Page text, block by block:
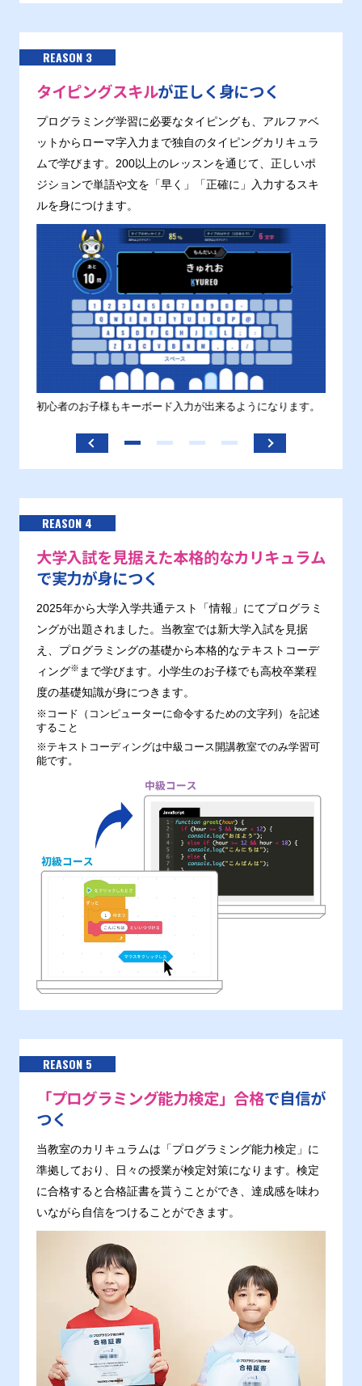
REASON 3
タイピングスキルが正しく身につく
プログラミング学習に必要なタイピングも、アルファベ
ットからローマ字入力まで独自のタイピングカリキュラ
ムで学びます。200以上のレッスンを通じて、正しいポ
ジションで単語や文を「早く」「正確に」入力するスキ
ルを身につけます。
初心者のお子様もキーボード入力が出来るようになります。
REASON 4
大学入試を見据えた本格的なカリキュラム
で実力が身につく
2025年から大学入学共通テスト「情報」にてプログラミ
ングが出題されました。当教室では新大学入試を見据
え、プログラミングの基礎から本格的なテキストコーデ
ィング※ まで学びます。小学生のお子様でも高校卒業程
度の基礎知識が身につきます。
※コード（コンピューターに命令するための文字列）を記述
すること
※テキストコーディングは中級コース開講教室でのみ学習可
能です。
REASON 5
「プログラミング能力検定」合格で自信が
つく
当教室のカリキュラムは「プログラミング能力検定」に
準拠しており、日々の授業が検定対策になります。検定
に合格すると合格証書を貰うことができ、達成感を味わ
いながら自信をつけることができます。